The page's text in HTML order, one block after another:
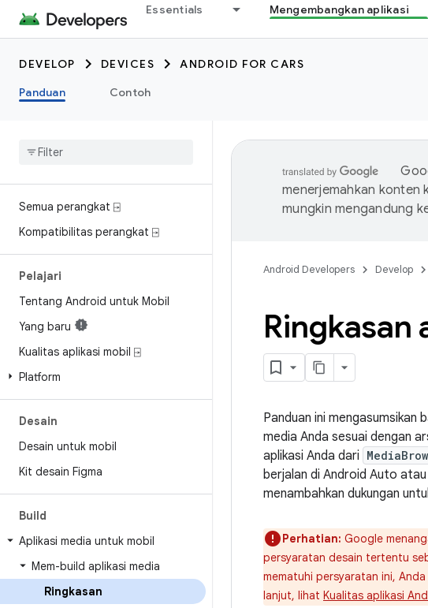
Essentials Mengembangkan aplikasi
DEVELOP DEVICES
ANDROID FOR CARS
Panduan
Contoh
Semua perangkat ⍈
Kompatibilitas perangkat ⍈
Pelajari
Tentang Android untuk Mobil
Yang baru
Kualitas aplikasi mobil ⍈
Platform
Desain
Desain untuk mobil
Kit desain Figma
Build
Aplikasi media untuk mobil
Mem-build aplikasi media
Ringkasan
menerjemahkan konten
mungkin mengandung
Android Developers Develop
Ringkasan
Panduan ini mengasumsikan
media Anda sesuai dengan
aplikasi Anda dari
berjalan di Android Auto
menambahkan dukungan
Perhatian: Google
persyaratan desain tertentu
mematuhi persyaratan ini,
lanjut, lihat Kualitas aplikasi